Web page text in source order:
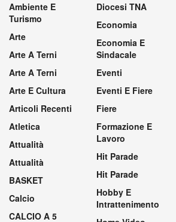
Ambiente E
Turismo
Arte
Arte A Terni
Arte A Terni
Arte E Cultura
Articoli Recenti
Atletica
Attualità
Attualità
BASKET
Calcio
CALCIO A 5
Diocesi TNA
Economia
Economia E
Sindacale
Eventi
Eventi E Fiere
Fiere
Formazione E
Lavoro
Hit Parade
Hit Parade
Hobby E
Intrattenimento